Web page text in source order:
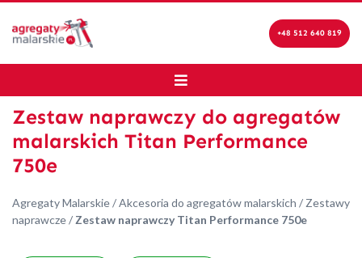
+48 512 640 819
Zestaw naprawczy do agregatów
malarskich Titan Performance
750e
Agregaty Malarskie/Akcesoria do agregatów malarskich / Zestawy
naprawcze/ Zestaw naprawczy Titan Performance 750e